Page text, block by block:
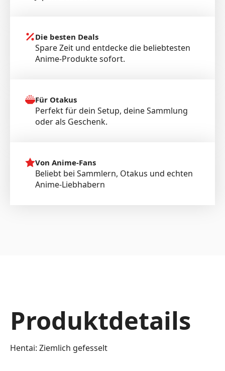
Die besten Deals
Spare Zeit und entdecke die beliebtesten
Anime-Produkte sofort.
Für Otakus
Perfekt für dein Setup, deine Sammlung
oder als Geschenk.
Von Anime-Fans
Beliebt bei Sammlern, Otakus und echten
Anime-Liebhabern
Produktdetails
Hentai: Ziemlich gefesselt